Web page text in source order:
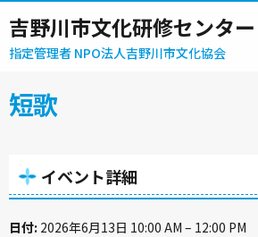
吉野川市文化研修センター
指定管理者 NPO法人吉野川市文化協会
短歌
イベント詳細
日付: 2026年6月13日 10:00 AM – 12:00 PM